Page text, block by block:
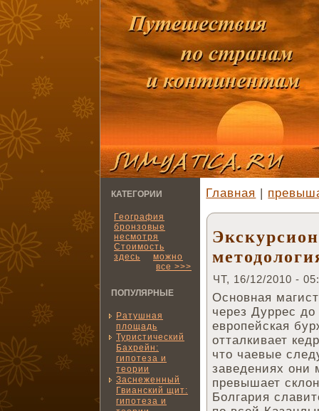
КАТЕГОРИИ
География
бронзовые
несмотря
Стоимость
здесь
можно
все >>>
ПОПУЛЯРНЫЕ
Ратушная
площадь
Туристический
Бахрейн:
гипотеза и
теории
Заснеженный
Гвианский щит:
гипотеза и
Главная |
ЧТ, 16/12/2010 -
Основная
через Дуррес
европейская
отталкивает
что чаевые
заведениях они
превышает
Болгария